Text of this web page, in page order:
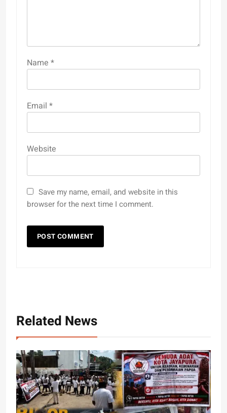
Name *
Email *
Website
Save my name, email, and website in this
browser for the next time I comment.
Related News